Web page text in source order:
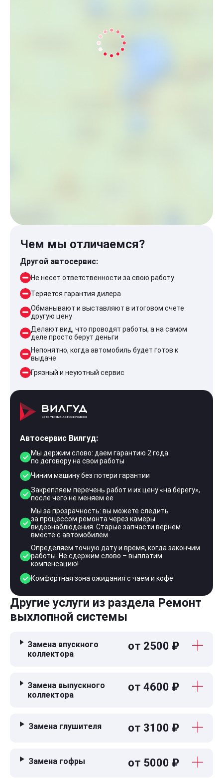
Чем мы отличаемся?
Другой автосервис:
Не несет ответственности за свою работу
Теряется гарантия дилера
Обманывают и выставляют в итоговом счете
другую цену
Делают вид, что проводят работы, а на самом
деле просто берут деньги
Непонятно, когда автомобиль будет готов к
выдаче
Грязный и неуютный сервис
Автосервис Вилгуд:
Мы держим слово: даем гарантию 2 года
по договору на свои работы
Чиним машину без потери гарантии
Закрепляем перечень работ и их цену «на берегу»,
после чего не меняем ее
Мы за прозрачность: вы можете следить
за процессом ремонта через камеры
видеонаблюдения. Старые запчасти вернем
вместе с автомобилем.
Определяем точную дату и время, когда закончим
работы. Не сдержим слово – выплатим
компенсацию!
Комфортная зона ожидания с чаем и кофе
Другие услуги из раздела Ремонт
выхлопной системы
Замена впускного
коллектора
от 2500 ₽
Замена выпускного
коллектора
от 4600 ₽
Замена глушителя от 3100 ₽
Замена гофры от 5000 ₽